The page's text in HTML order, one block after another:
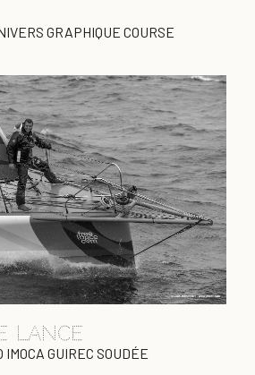
GRAPHIQUE COURSE
LANCE
IMOCA GUIREC SOUDÉE